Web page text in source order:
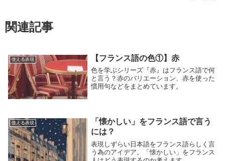
関連記事
使える表現 【フランス語の色①】赤
色を学ぶシリーズ『赤』はフランス語で何
と言う？赤のバリエーション、赤を使った
慣用句などをまとめています。
使える表現
「懐かしい」をフランス語で言う
には？
表現しずらい日本語をフランス語らしく言
う為のアイデア。「懐かしい」をフランス